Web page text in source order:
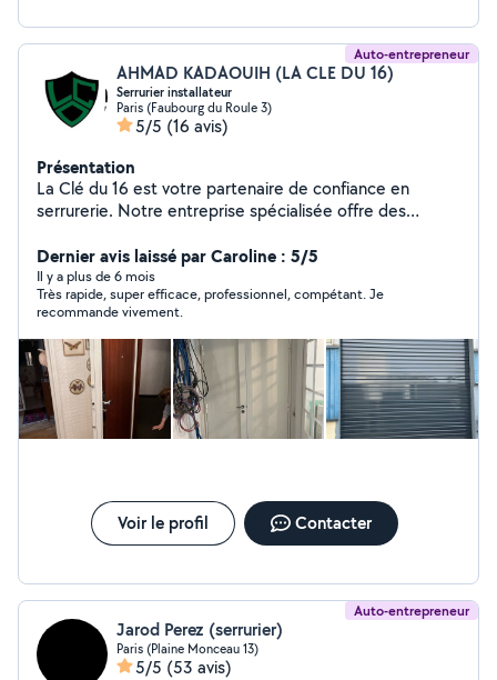
Auto-entrepreneur
AHMAD KADAOUIH (LA CLE DU 16)
Serrurier installateur
Paris (Faubourg du Roule 3)
5/5 (16 avis)
Présentation
La Clé du 16 est votre partenaire de confiance en
serrurerie. Notre entreprise spécialisée offre des
d'urgence, et d'ouverture de porte. Nous assurons
également le changement de serrure avec des solutions
fiables. Profitez de notre expertise pour l'installation de
portes blindées et de serrures haute sécurité. Avec La
Clé du 16, votre sécurité est notre priorité absolue
Dernier avis laissé par Caroline : 5/5
Il y a plus de 6 mois
Très rapide, super efficace, professionnel, compétant. Je
recommande vivement.
Voir le profil Contacter
Auto-entrepreneur
Jarod Perez (serrurier)
Paris (Plaine Monceau 13)
5/5 (53 avis)